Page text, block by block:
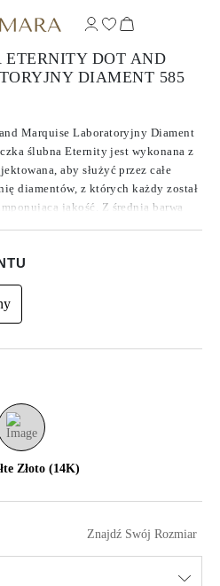
DOT AND
DIAMENT 585
Marquise Laboratoryjny Diament
ślubna Eternity jest wykonana z
aby służyć przez całe
diamentów, z których każdy został
jakość. Z średnią barwą
Złoto (14K)
Znajdź Swój Rozmiar